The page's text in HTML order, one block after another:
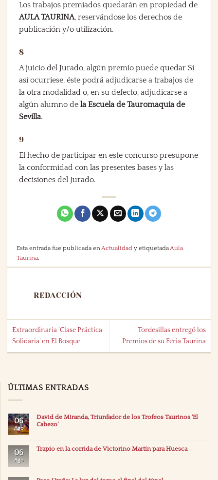
Los trabajos premiados quedarán en propiedad de
AULA TAURINA, reservándose los derechos de
publicación y/o utilización.
8
A juicio del Jurado, algún premio puede quedar Si
así ocurriese, éste podrá adjudicarse a trabajos de
la otra modalidad o, en su defecto, adjudicarse a
algún alumno de la Escuela de Tauromaquia de
Sevilla.
9
El hecho de participar en este concurso presupone
la conformidad con las presentes bases y las
decisiones del Jurado.
Esta entrada fue publicada enActualidad y etiquetadaAula
Taurina.
REDACCIÓN
Extraordinaria ‘Clase Práctica
Solidaria’ en El Bosque
Tordesillas entregó los
Premios de su Feria Taurina
ÚLTIMAS ENTRADAS
06
Ago
David de Miranda, Triunfador de los Trofeos Taurinos ‘El
Cabezo’
06
Ago
Trapío en la corrida de Victorino Martín para Huesca